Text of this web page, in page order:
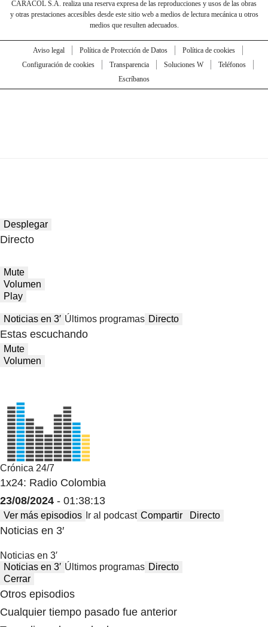
CARACOL S.A. realiza una reserva expresa de las reproducciones y usos de las obras
y otras prestaciones accesibles desde este sitio web a medios de lectura mecánica u otros
medios que resulten adecuados.
Aviso legal Política de Protección de Datos
Política de cookies
Configuración de cookies
Transparencia Soluciones W
Teléfonos
Escríbanos
Desplegar
Directo
Mute
Volumen
Play
Noticias en 3′ Últimos programas Directo
Estas escuchando
Mute
Volumen
Crónica 24/7
1x24: Radio Colombia
23/08/2024 - 01:38:13
Ver más episodios Ir al podcast Compartir Directo
Noticias en 3′
Noticias en 3′
Noticias en 3′ Últimos programas Directo
Cerrar
Otros episodios
Cualquier tiempo pasado fue anterior